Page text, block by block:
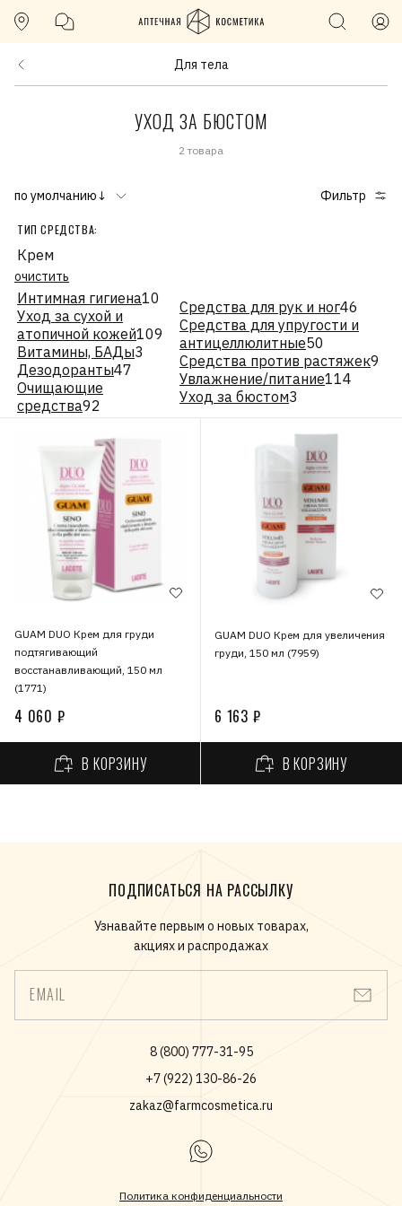
Для тела
УХОД ЗА БЮСТОМ
2 товара
по умолчанию↓ Фильтр
ТИП СРЕДСТВА:
Крем
очистить
Интимная гигиена10
Уход за сухой и
атопичной кожей109
Витамины, БАДы3
Дезодоранты47
Очищающие
средства92
Средства для рук и ног46
Средства для упругости и
антицеллюлитные50
Средства против растяжек9
Увлажнение/питание114
Уход за бюстом3
GUAM DUO Крем для груди
подтягивающий
восстанавливающий, 150 мл
(1771)
4 060 ₽
В КОРЗИНУ
GUAM DUO Крем для увеличения
груди, 150 мл (7959)
6 163 ₽
В КОРЗИНУ
ПОДПИСАТЬСЯ НА РАССЫЛКУ
Узнавайте первым о новых товарах,
акциях и распродажах
EMAIL
8 (800) 777-31-95
+7 (922) 130-86-26
zakaz@farmcosmetica.ru
Политика конфиденциальности